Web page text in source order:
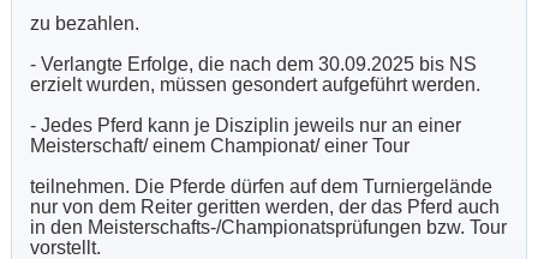
zu bezahlen.
- Verlangte Erfolge, die nach dem 30.09.2025 bis NS
erzielt wurden, müssen gesondert aufgeführt werden.
- Jedes Pferd kann je Disziplin jeweils nur an einer
Meisterschaft/ einem Championat/ einer Tour
teilnehmen. Die Pferde dürfen auf dem Turniergelände
nur von dem Reiter geritten werden, der das Pferd auch
in den Meisterschafts-/Championatsprüfungen bzw. Tour
vorstellt.